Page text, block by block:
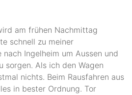
am frühen Nachmittag
schnell zu meiner
Ingelheim um Aussen und
sorgen. Als ich den Wagen
nichts. Beim Rausfahren aus
in bester Ordnung. Tor